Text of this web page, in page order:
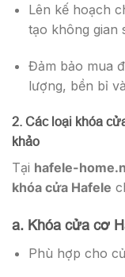
Lên kế hoạch
tạo không gian
Đảm bảo mua
lượng, bền bỉ
2. Các loại khóa
khảo
Tại hafele-
khóa cửa Hafele
a. Khóa cửa cơ
Phù hợp cho